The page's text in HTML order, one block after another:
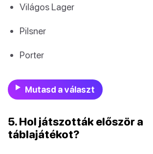
Világos Lager
Pilsner
Porter
Mutasd a választ
5. Hol játszották először a
táblajátékot?